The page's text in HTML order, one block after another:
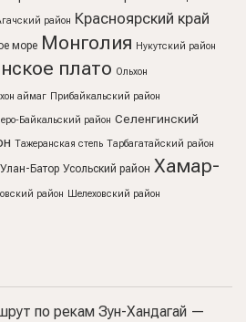
район Красноярский край
море Монголия Нукутский район
плато Ольхон
аймаг Прибайкальский район
Байкальский район Селенгинский
Тажеранская степь Тарбагатайский район
Улан-Батор Усольский район Хамар-
район Шелеховский район
по рекам Зун-Хандагай —